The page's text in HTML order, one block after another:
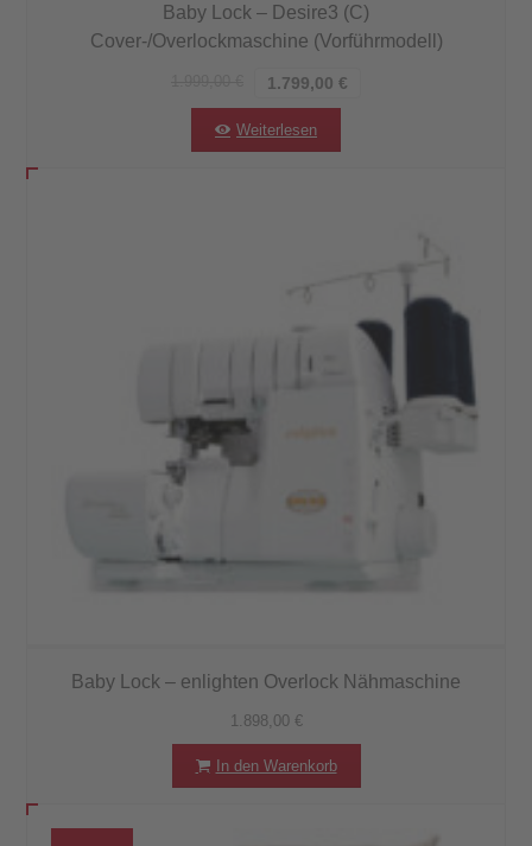
Baby Lock – Desire3 (C)
Cover-/Overlockmaschine (Vorführmodell)
1.799,00 €
Weiterlesen
Baby Lock – enlighten Overlock Nähmaschine
1.898,00 €
In den Warenkorb